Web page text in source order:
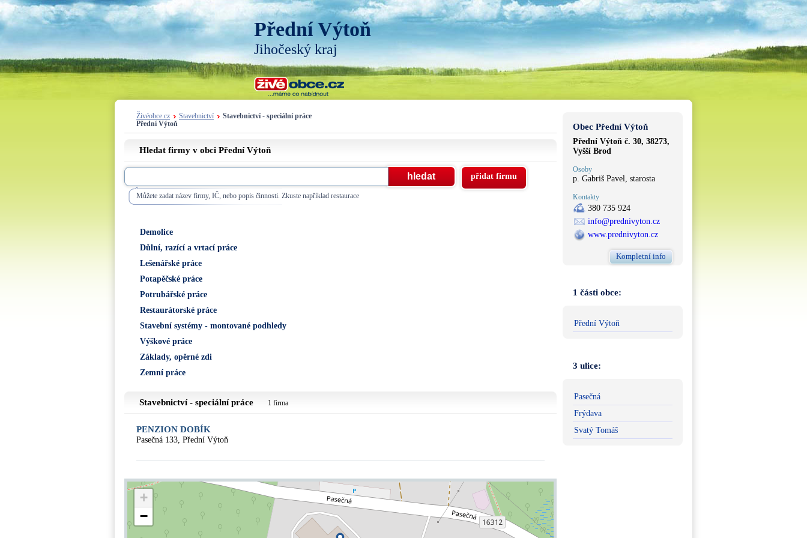
Přední Výtoň
Jihočeský kraj
Živéobce.cz Stavebnictví
Stavebnictví - speciální práce
Přední Výtoň
Hledat firmy v obci Přední Výtoň
Můžete zadat název firmy, IČ, nebo popis činnosti. Zkuste například restaurace
přidat firmu
Demolice
Důlní, razící a vrtací práce
Lešenářské práce
Potapěčské práce
Potrubářské práce
Restaurátorské práce
Stavební systémy - montované podhledy
Výškové práce
Základy, opěrné zdi
Zemní práce
Stavebnictví - speciální práce 1 firma
PENZION DOBÍK
Pasečná 133, Přední Výtoň
+
−
Obec Přední Výtoň
Přední Výtoň č. 30, 38273,
Vyšší Brod
Osoby
p. Gabriš Pavel, starosta
Kontakty
380 735 924
info@prednivyton.cz
www.prednivyton.cz
Kompletní info
1 části obce:
Přední Výtoň
3 ulice:
Pasečná
Frýdava
Svatý Tomáš